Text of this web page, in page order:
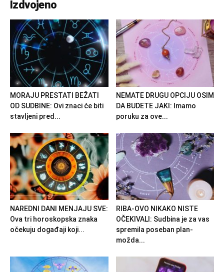
Izdvojeno
MORAJU PRESTATI BEŽATI
OD SUDBINE: Ovi znaci će biti
stavljeni pred...
NEMATE DRUGU OPCIJU OSIM
DA BUDETE JAKI: Imamo
poruku za ove...
NAREDNI DANI MENJAJU SVE:
Ova tri horoskopska znaka
očekuju događaji koji...
RIBA-OVO NIKAKO NISTE
OČEKIVALI: Sudbina je za vas
spremila poseban plan-
možda...